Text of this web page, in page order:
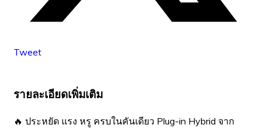
Tweet
รายละเอียดเพิ่มเติม
🔥 ประหยัด แรง หรู ครบในคันเดียว Plug-in Hybrid จาก